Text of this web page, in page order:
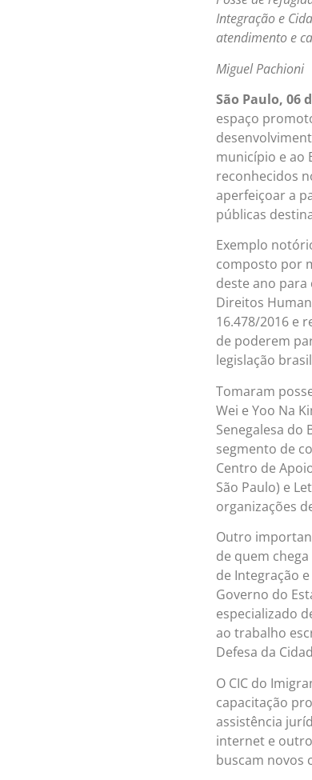
Integração e
atendimento e
Miguel Pachioni
São Paulo, 06
espaço
município e ao
reconhecidos
aperfeiçoar a
públicas
Exemplo
composto por
deste ano para
Direitos
16.478/2016 e
de poderem
legislação
Tomaram
Wei e Yoo Na
Senegalesa do
segmento de
Centro de
São Paulo) e
organizações
Outro
de quem
de Integração
Governo do
especializado
ao trabalho
Defesa da
O CIC do
capacitação
assistência
internet e
buscam novos